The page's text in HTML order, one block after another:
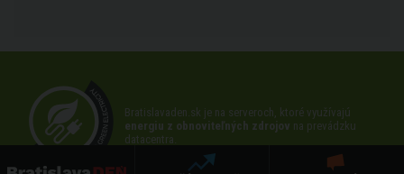
Bratislavaden.sk je na serveroch, ktoré využívajú
energiu z obnoviteľných zdrojov na prevádzku
datacentra.